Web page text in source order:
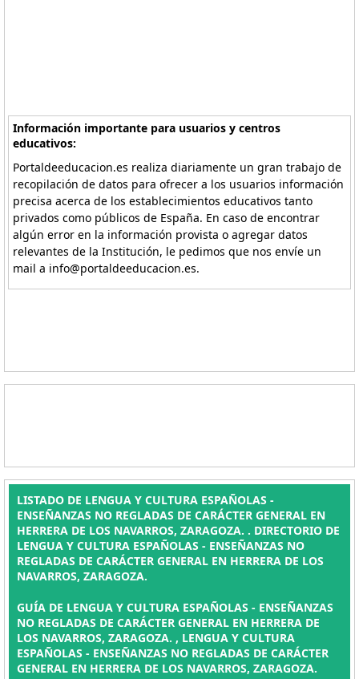
Información importante para usuarios y centros
educativos:
Portaldeeducacion.es realiza diariamente un gran trabajo de
recopilación de datos para ofrecer a los usuarios información
precisa acerca de los establecimientos educativos tanto
privados como públicos de España. En caso de encontrar
algún error en la información provista o agregar datos
relevantes de la Institución, le pedimos que nos envíe un
mail a info@portaldeeducacion.es.
LISTADO DE LENGUA Y CULTURA ESPAÑOLAS -
ENSEÑANZAS NO REGLADAS DE CARÁCTER GENERAL EN
HERRERA DE LOS NAVARROS, ZARAGOZA. . DIRECTORIO DE
LENGUA Y CULTURA ESPAÑOLAS - ENSEÑANZAS NO
REGLADAS DE CARÁCTER GENERAL EN HERRERA DE LOS
NAVARROS, ZARAGOZA.
GUÍA DE LENGUA Y CULTURA ESPAÑOLAS - ENSEÑANZAS
NO REGLADAS DE CARÁCTER GENERAL EN HERRERA DE
LOS NAVARROS, ZARAGOZA. , LENGUA Y CULTURA
ESPAÑOLAS - ENSEÑANZAS NO REGLADAS DE CARÁCTER
GENERAL EN HERRERA DE LOS NAVARROS, ZARAGOZA.